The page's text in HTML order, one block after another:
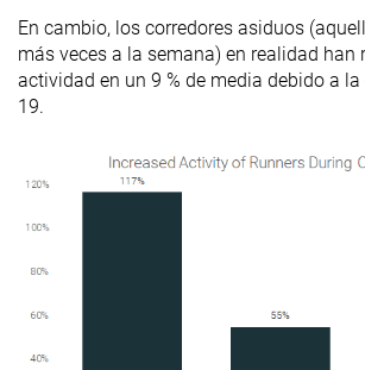
En cambio, los corredores asiduos
más veces a la semana) en realidad han
actividad en un 9 % de media debido a la
19.